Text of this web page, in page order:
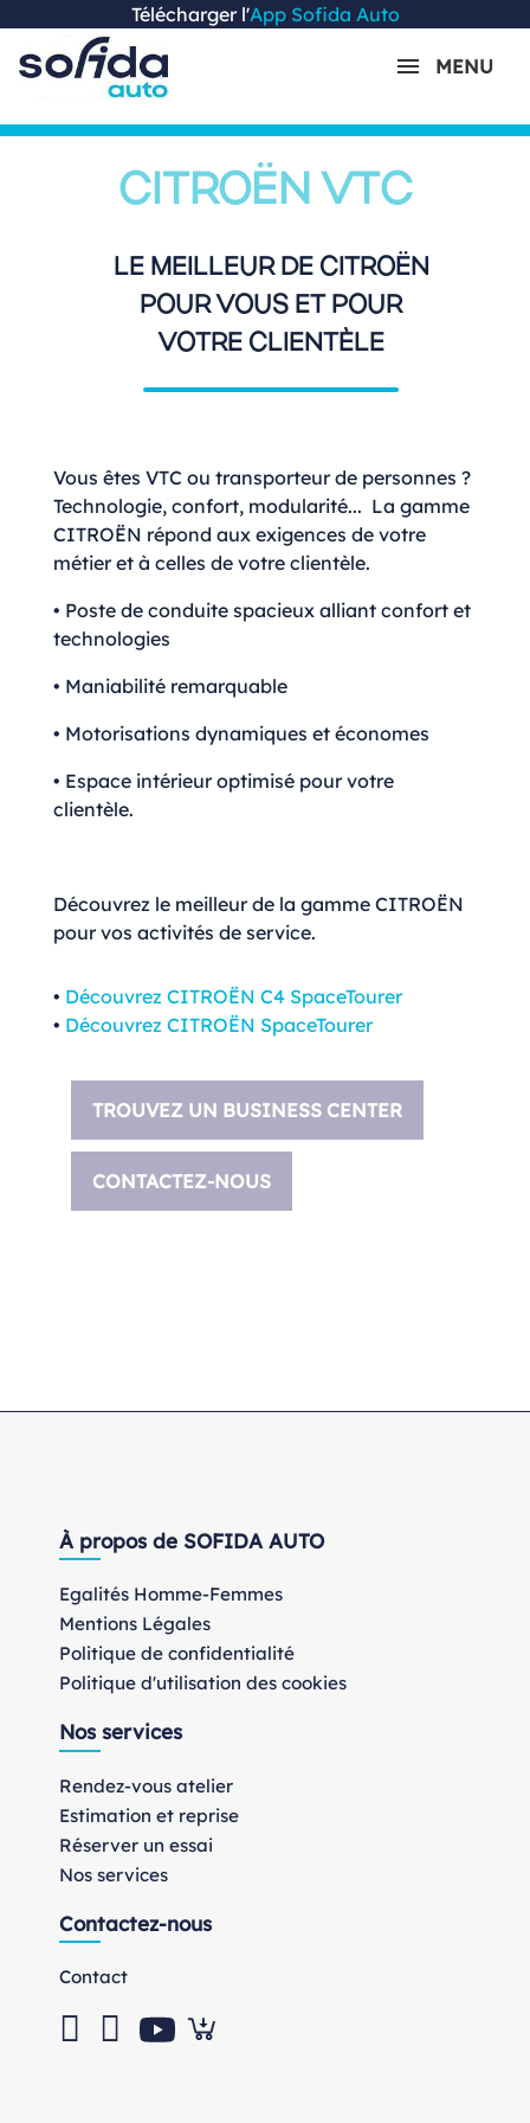
Télécharger l'App Sofida Auto
MENU
CITROËN VTC
LE MEILLEUR DE CITROËN
POUR VOUS ET POUR
VOTRE CLIENTÈLE
Vous êtes VTC ou transporteur de personnes ?
Technologie, confort, modularité... La gamme
CITROËN répond aux exigences de votre
métier et à celles de votre clientèle.
• Poste de conduite spacieux alliant confort et
technologies
• Maniabilité remarquable
• Motorisations dynamiques et économes
• Espace intérieur optimisé pour votre
clientèle.
Découvrez le meilleur de la gamme CITROËN
pour vos activités de service.
• Découvrez CITROËN C4 SpaceTourer
• Découvrez CITROËN SpaceTourer
TROUVEZ UN BUSINESS CENTER
CONTACTEZ-NOUS
À propos de SOFIDA AUTO
Egalités Homme-Femmes
Mentions Légales
Politique de confidentialité
Politique d'utilisation des cookies
Nos services
Rendez-vous atelier
Estimation et reprise
Réserver un essai
Nos services
Contactez-nous
Contact